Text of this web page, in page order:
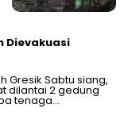
Dievakuasi
Gresik Sabtu siang,
dilantai 2 gedung
tenaga…